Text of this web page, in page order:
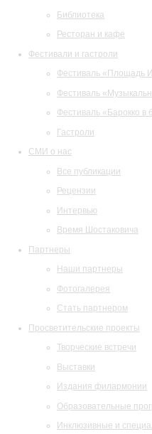
Библиотека
Ресторан и кафе
Фестивали и гастроли
Фестиваль «Площадь
Фестиваль
Фестиваль «Барокко в
Гастроли
СМИ о нас
Все публикации
Рецензии
Интервью
Время Шостаковича
Партнеры
Наши партнеры
Фотогалерея
Стать партнером
Просветительские проекты
Творческие встречи
Выставки
Издания филармонии
Образовательные
Инклюзивные и